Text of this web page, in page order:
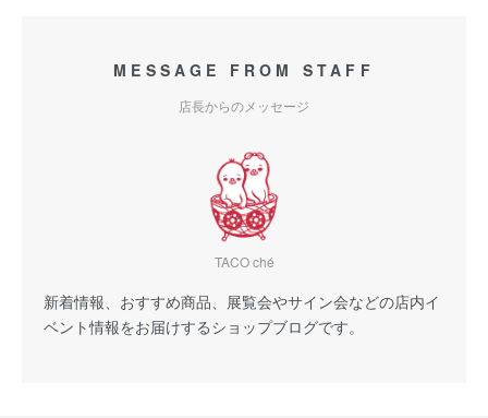
MESSAGE FROM STAFF
店長からのメッセージ
TACO ché
新着情報、おすすめ商品、展覧会やサイン会などの店内イ
ベント情報をお届けするショップブログです。